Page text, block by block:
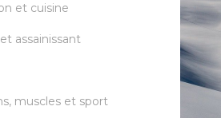
et cuisine
assainissant
muscles et sport